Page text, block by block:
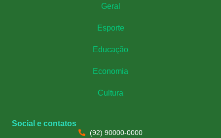
Geral
Esporte
Educação
Economia
Cultura
Social e contatos
(92) 90000-0000